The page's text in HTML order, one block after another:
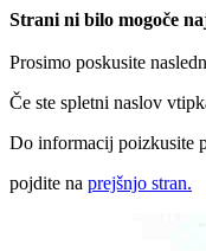
Strani ni bilo mogoče
Prosimo poskusite
Če ste spletni naslov
Do informacij poizkusite
pojdite na prejšnjo stran.